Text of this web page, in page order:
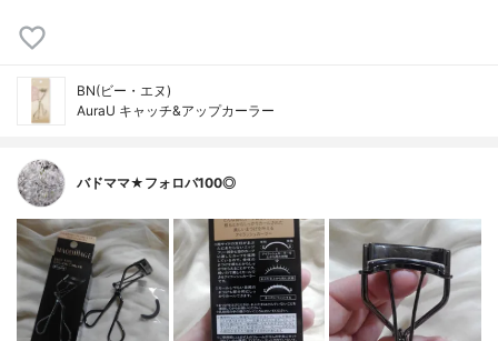
BN(ビー・エヌ)
AuraU キャッチ&アップカーラー
バドママ★フォロバ100◎